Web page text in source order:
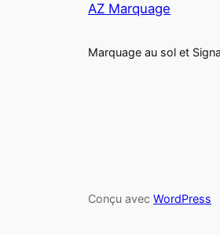
AZ Marquage
Marquage au sol et
Conçu avec WordPress